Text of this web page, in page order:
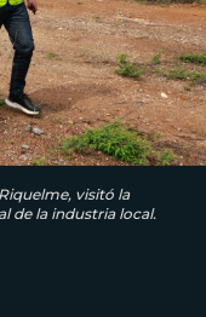
visitó la
de la industria local.